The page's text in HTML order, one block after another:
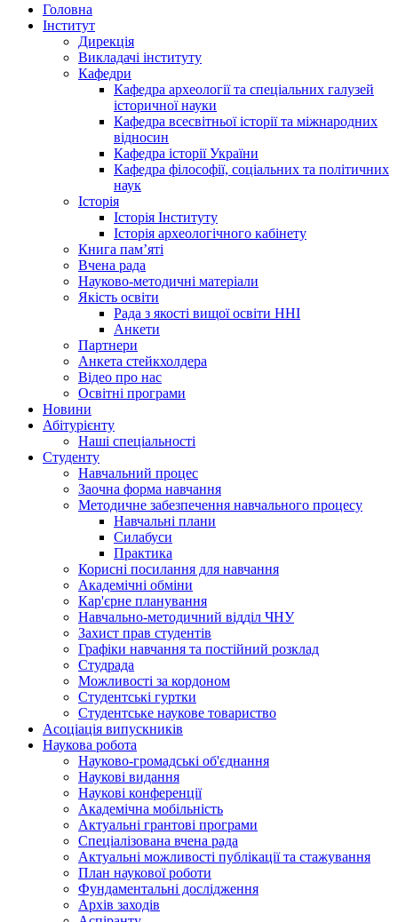
Головна
Інститут
Дирекція
Викладачі інституту
Кафедри
Кафедра археології та спеціальних галузей
історичної науки
Кафедра всесвітньої історії та міжнародних
відносин
Кафедра історії України
Кафедра філософії, соціальних та політичних
наук
Історія
Історія Інституту
Історія археологічного кабінету
Книга памʼяті
Вчена рада
Науково-методичні матеріали
Якість освіти
Рада з якості вищої освіти ННІ
Анкети
Партнери
Анкета стейкхолдера
Відео про нас
Освітні програми
Hовини
Абітурієнту
Наші спеціальності
Студенту
Навчальний процес
Заочна форма навчання
Методичне забезпечення навчального процесу
Навчальні плани
Силабуси
Практика
Корисні посилання для навчання
Академічні обміни
Кар'єрне планування
Навчально-методичний відділ ЧНУ
Захист прав студентів
Графіки навчання та постійний розклад
Студрада
Можливості за кордоном
Студентські гуртки
Студентське наукове товариство
Асоціація випускників
Наукова робота
Науково-громадські об'єднання
Наукові видання
Наукові конференції
Академічна мобільність
Актуальні грантові програми
Спеціалізована вчена рада
Актуальні можливості публікації та стажування
План наукової роботи
Фундаментальні дослідження
Архів заходів